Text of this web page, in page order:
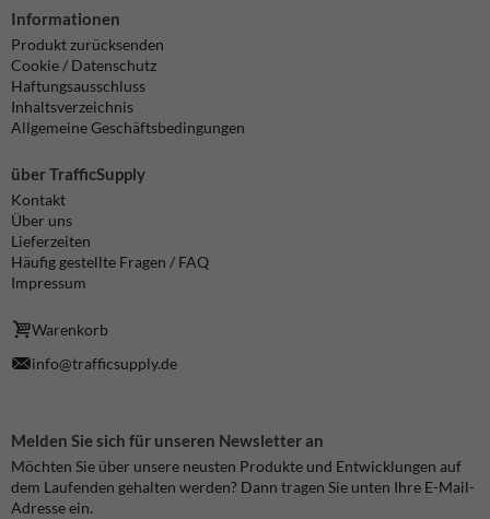
Informationen
Produkt zurücksenden
Cookie / Datenschutz
Haftungsausschluss
Inhaltsverzeichnis
Allgemeine Geschäftsbedingungen
über TrafficSupply
Kontakt
Über uns
Lieferzeiten
Häufig gestellte Fragen / FAQ
Impressum
Warenkorb
info@trafficsupply.de
Melden Sie sich für unseren Newsletter an
Möchten Sie über unsere neusten Produkte und Entwicklungen auf
dem Laufenden gehalten werden? Dann tragen Sie unten Ihre E-Mail-
Adresse ein.